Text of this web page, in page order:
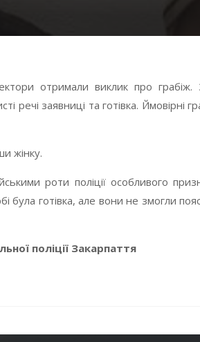
отримали виклик про
речі заявниці та готівка. Ймовірні
жінку.
роти поліції особливого
була готівка, але вони не змогли
поліції Закарпаття